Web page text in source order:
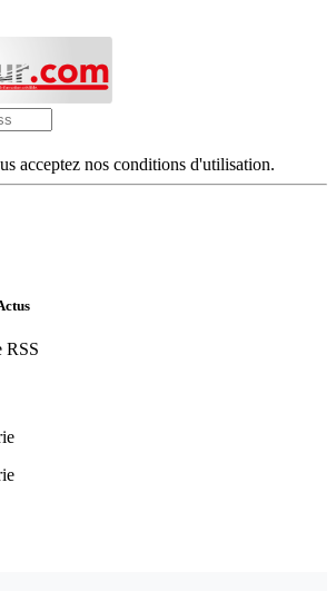
acceptez nos conditions d'utilisation.
RSS